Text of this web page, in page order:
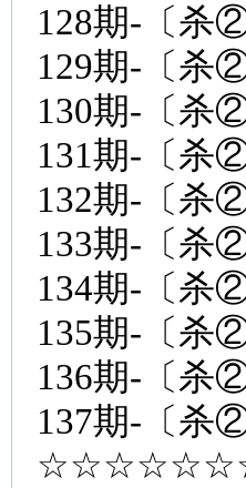
128期-〔杀
129期-〔杀
130期-〔杀
131期-〔杀
132期-〔杀
133期-〔杀
134期-〔杀
135期-〔杀
136期-〔杀
137期-〔杀